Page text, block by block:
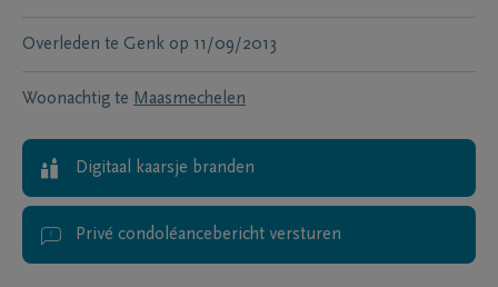
Overleden te Genk op 11/09/2013
Woonachtig te Maasmechelen
Digitaal kaarsje branden
Privé condoléancebericht versturen